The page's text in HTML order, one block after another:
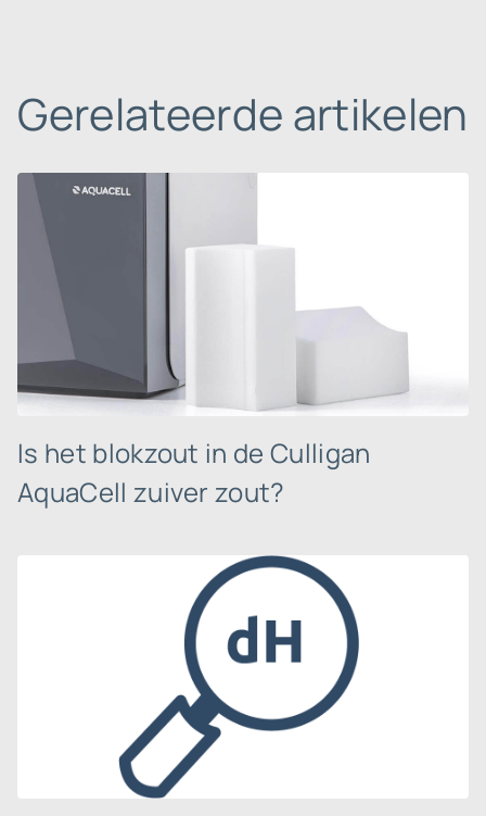
Gerelateerde artikelen
Is het blokzout in de Culligan
AquaCell zuiver zout?